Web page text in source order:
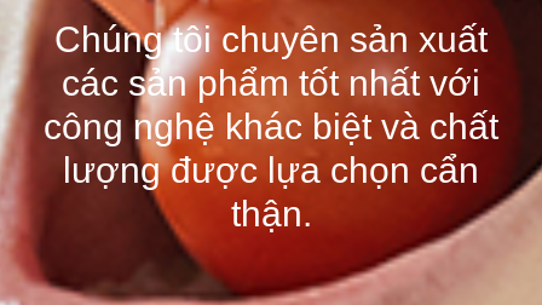
Chúng tôi chuyên sản xuất
các sản phẩm tốt nhất với
công nghệ khác biệt và chất
lượng được lựa chọn cẩn
thận.